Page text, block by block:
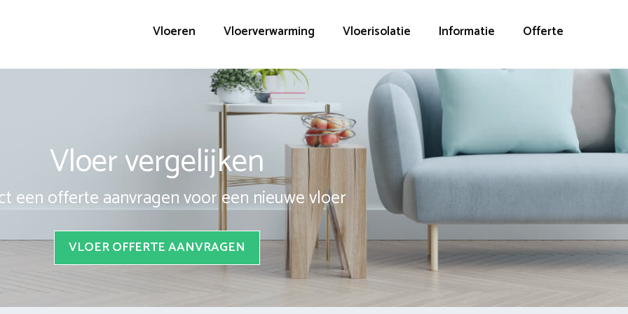
Vloeren Vloerverwarming Vloerisolatie Informatie Offerte
Vloer vergelijken
een offerte aanvragen voor een nieuwe vloer
VLOER OFFERTE AANVRAGEN